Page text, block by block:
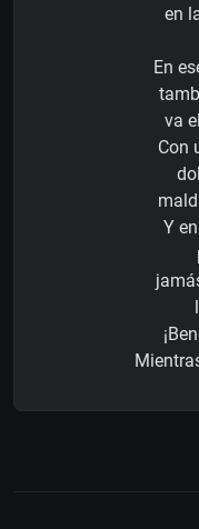
en
En
va
Con
Y